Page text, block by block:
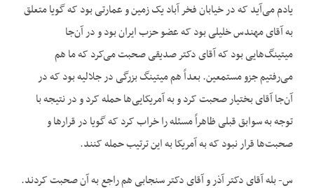
یادم می‌آید که در خیابان فخر آباد یک زمین و عمارتی بود که گویا متعلق
به آقای مهندس خلیلی بود که عضو حزب ایران بود و در آن‌جا
میتینگ‌هایی بود که آقای دکتر صدیقی صحبت می‌کرد که ما هم
می‌رفتیم جزو مستمعین. بعداً هم میتینگ بزرگی در جلالیه بود که در
آن‌جا آقای بختیار صحبت کرد و به آمریکایی‌ها حمله کرد و در نتیجه با
توجه به سوابق قبلی ظاهراً مسئله را خراب کرد که گویا در قرارها و
صحبت‌ها قرار نبود که به آمریکا به این ترتیب حمله کنند.
س- بله آقای دکتر آذر و آقای دکتر سنجابی هم راجع به آن صحبت کردند.